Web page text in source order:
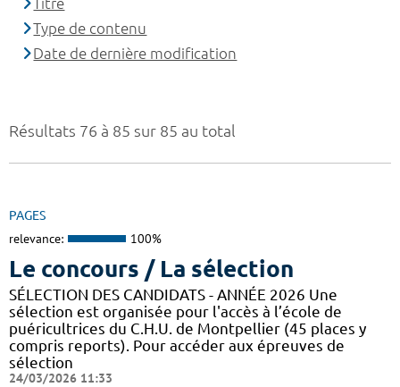
Résultats 76 à 85 sur 85 au total
PAGES
relevance: 100%
Le concours / La sélection
SÉLECTION DES CANDIDATS - ANNÉE 2026 Une
sélection est organisée pour l'accès à l’école de
puéricultrices du C.H.U. de Montpellier (45 places y
compris reports). Pour accéder aux épreuves de
sélection
24/03/2026 11:33
Type de contenu
Date de dernière modification